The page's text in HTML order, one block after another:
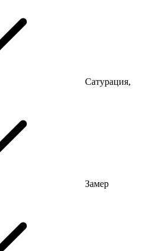
Сатурация,
Замер